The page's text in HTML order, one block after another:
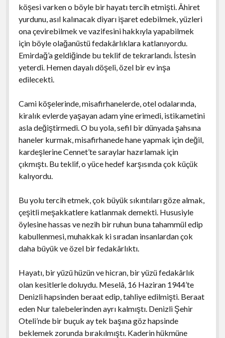
köşesi varken o böyle bir hayatı tercih etmişti. Âhiret
yurdunu, asıl kalınacak diyarı işaret edebilmek, yüzleri
ona çevirebilmek ve vazifesini hakkıyla yapabilmek
için böyle olağanüstü fedakârlıklara katlanıyordu.
Emirdağ’a geldiğinde bu teklif de tekrarlandı. İstesin
yeterdi. Hemen dayalı döşeli, özel bir ev inşa
edilecekti.
Cami köşelerinde, misafirhanelerde, otel odalarında,
kiralık evlerde yaşayan adam yine erimedi, istikametini
asla değiştirmedi. O bu yola, sefil bir dünyada şahsına
haneler kurmak, misafirhanede hane yapmak için değil,
kardeşlerine Cennet’te saraylar hazırlamak için
çıkmıştı. Bu teklif, o yüce hedef karşısında çok küçük
kalıyordu.
Bu yolu tercih etmek, çok büyük sıkıntıları göze almak,
çeşitli meşakkatlere katlanmak demekti. Hususiyle
öylesine hassas ve nezih bir ruhun buna tahammül edip
kabullenmesi, muhakkak ki sıradan insanlardan çok
daha büyük ve özel bir fedakârlıktı.
Hayatı, bir yüzü hüzün ve hicran, bir yüzü fedakârlık
olan kesitlerle doluydu. Meselâ, 16 Haziran 1944’te
Denizli hapsinden beraat edip, tahliye edilmişti. Beraat
eden Nur talebelerinden ayrı kalmıştı. Denizli Şehir
Oteli’nde bir buçuk ay tek başına göz hapsinde
beklemek zorunda bırakılmıştı. Kaderin hükmüne